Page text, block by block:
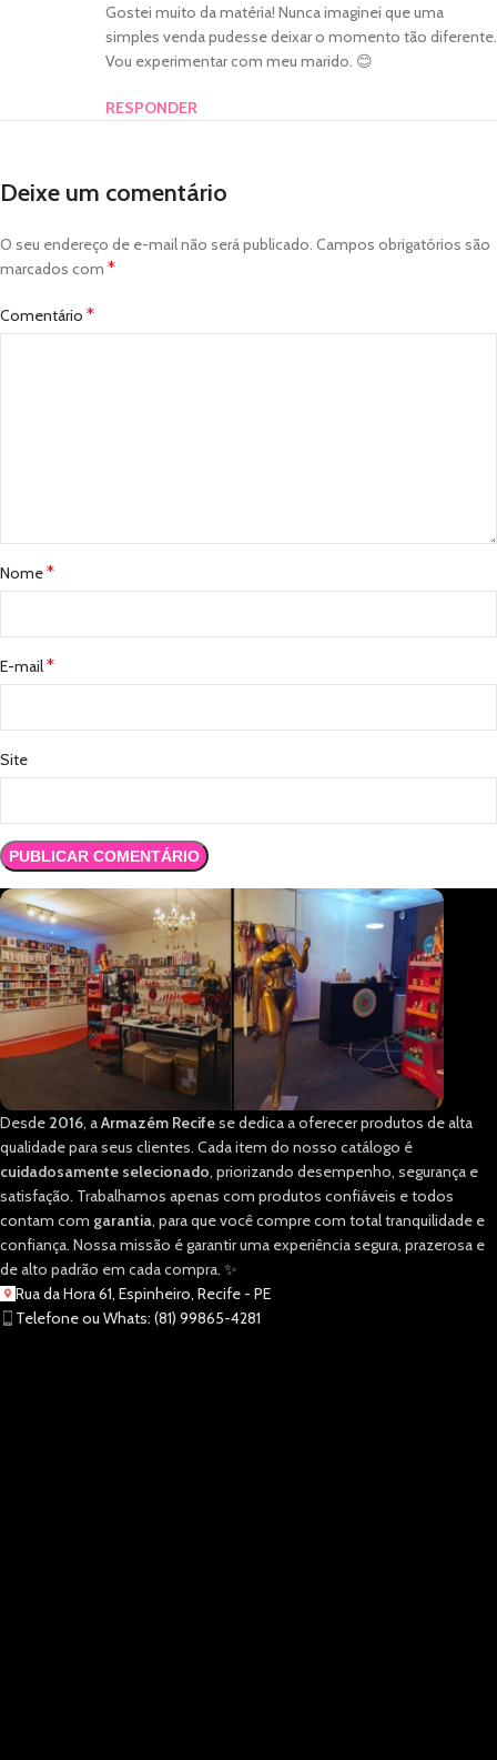
Gostei muito da matéria! Nunca imaginei que uma
simples venda pudesse deixar o momento tão diferente.
Vou experimentar com meu marido. 😊
RESPONDER
Deixe um comentário
O seu endereço de e-mail não será publicado. Campos obrigatórios são
marcados com *
Comentário *
Nome*
E-mail*
Site
Desde 2016, aArmazém Recifese dedica a oferecer produtos de alta
qualidade para seus clientes. Cada item do nosso catálogo é
cuidadosamente selecionado, priorizando desempenho, segurança e
satisfação. Trabalhamos apenas com produtos confiáveis e todos
contam com garantia, para que você compre com total tranquilidade e
confiança. Nossa missão é garantir uma experiência segura, prazerosa e
de alto padrão em cada compra. ✨
Rua da Hora 61, Espinheiro, Recife - PE
Telefone ou Whats: (81) 99865-4281